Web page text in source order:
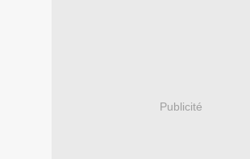
Publicité